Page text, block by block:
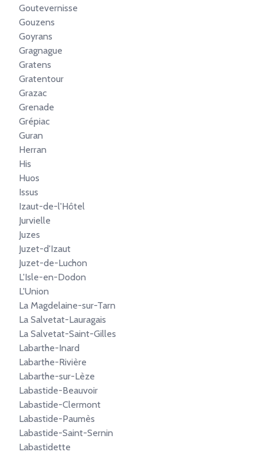
Goutevernisse
Gouzens
Goyrans
Gragnague
Gratens
Gratentour
Grazac
Grenade
Grépiac
Guran
Herran
His
Huos
Issus
Izaut-de-l'Hôtel
Jurvielle
Juzes
Juzet-d'Izaut
Juzet-de-Luchon
L'Isle-en-Dodon
L'Union
La Magdelaine-sur-Tarn
La Salvetat-Lauragais
La Salvetat-Saint-Gilles
Labarthe-Inard
Labarthe-Rivière
Labarthe-sur-Lèze
Labastide-Beauvoir
Labastide-Clermont
Labastide-Paumès
Labastide-Saint-Sernin
Labastidette